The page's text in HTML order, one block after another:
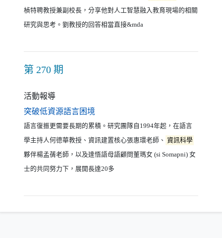
楨特聘教授兼副校長，分享他對人工智慧融入教育現場的相關
研究與思考。劉教授的回答相當直接&mda
第 270 期
活動報導
突破低資源語言困境
語言復振更需要長期的累積。研究團隊自1994年起，在語言
學主持人何德華教授、資訊建置核心張惠環老師、 資訊科學
夥伴楊孟蒨老師，以及達悟語母語顧問董瑪女 (si Somapni) 女
士的共同努力下，展開長達20多